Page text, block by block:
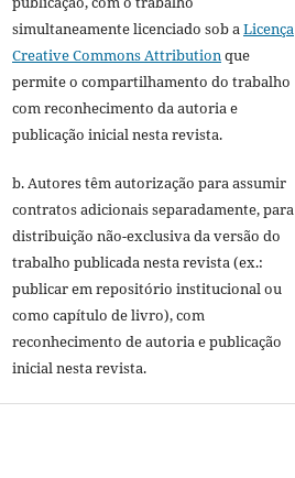
simultaneamente licenciado sob aLicença
Creative Commons Attributionque
permite o compartilhamento do trabalho
com reconhecimento da autoria e
publicação inicial nesta revista.
b. Autores têm autorização para assumir
contratos adicionais separadamente, para
distribuição não-exclusiva da versão do
trabalho publicada nesta revista (ex.:
publicar em repositório institucional ou
como capítulo de livro), com
reconhecimento de autoria e publicação
inicial nesta revista.